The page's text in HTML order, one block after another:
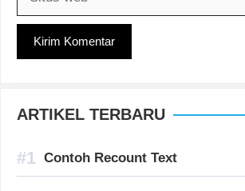
ARTIKEL TERBARU
Contoh Recount Text